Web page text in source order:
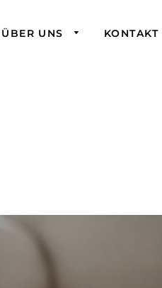
ÜBER UNS KONTAKT